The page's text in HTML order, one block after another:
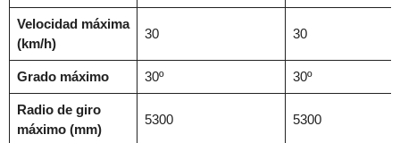
Velocidad máxima
(km/h)
30 30
Grado máximo 30º 30º
Radio de giro
máximo (mm)
5300 5300